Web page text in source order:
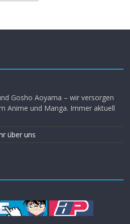
Gosho Aoyama – wir versorgen
Anime und Manga. Immer aktuell
über uns